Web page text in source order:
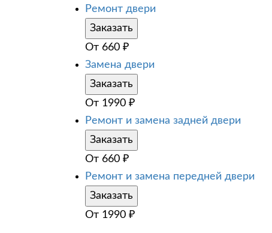
Ремонт двери
Заказать
От 660 ₽
Замена двери
Заказать
От 1990 ₽
Ремонт и замена задней двери
Заказать
От 660 ₽
Ремонт и замена передней двери
Заказать
От 1990 ₽